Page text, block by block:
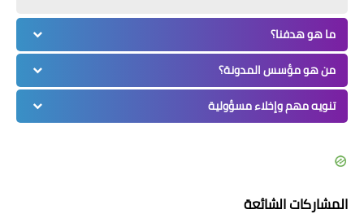
ما هو هدفنا؟
من هو مؤسس المدونة؟
تنويه مهم وإخلاء مسؤولية
المشاركات الشائعة